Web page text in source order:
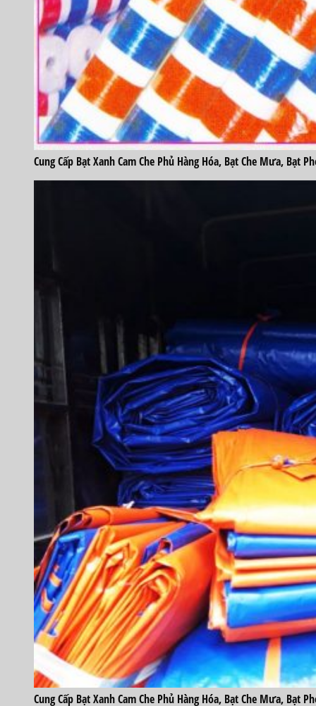
Cung Cấp Bạt Xanh Cam Che Phủ Hàng Hóa, Bạt Che Mưa, Bạt
Cung Cấp Bạt Xanh Cam Che Phủ Hàng Hóa, Bạt Che Mưa, Bạt